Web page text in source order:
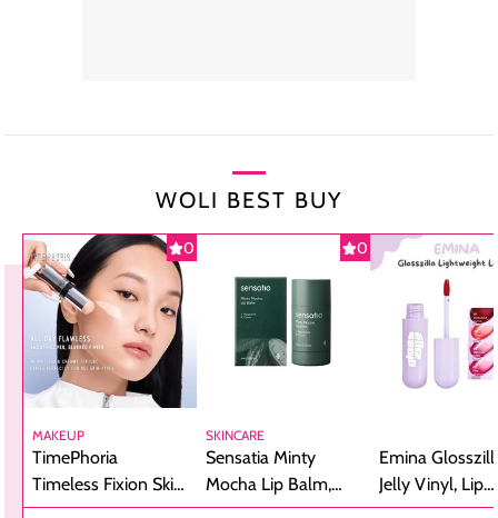
WOLI BEST BUY
0
MAKEUP
TimePhoria
Timeless Fixion Skin
Tint Stick,
0
SKINCARE
Sensatia Minty
Mocha Lip Balm,
Pelembap Bibir
Emina
Jelly Vinyl, Lip
Cream Glossy